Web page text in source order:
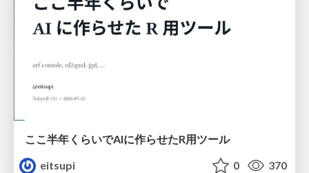
ここ半年くらいでAIに作らせたR用ツール
eitsupi
0 370